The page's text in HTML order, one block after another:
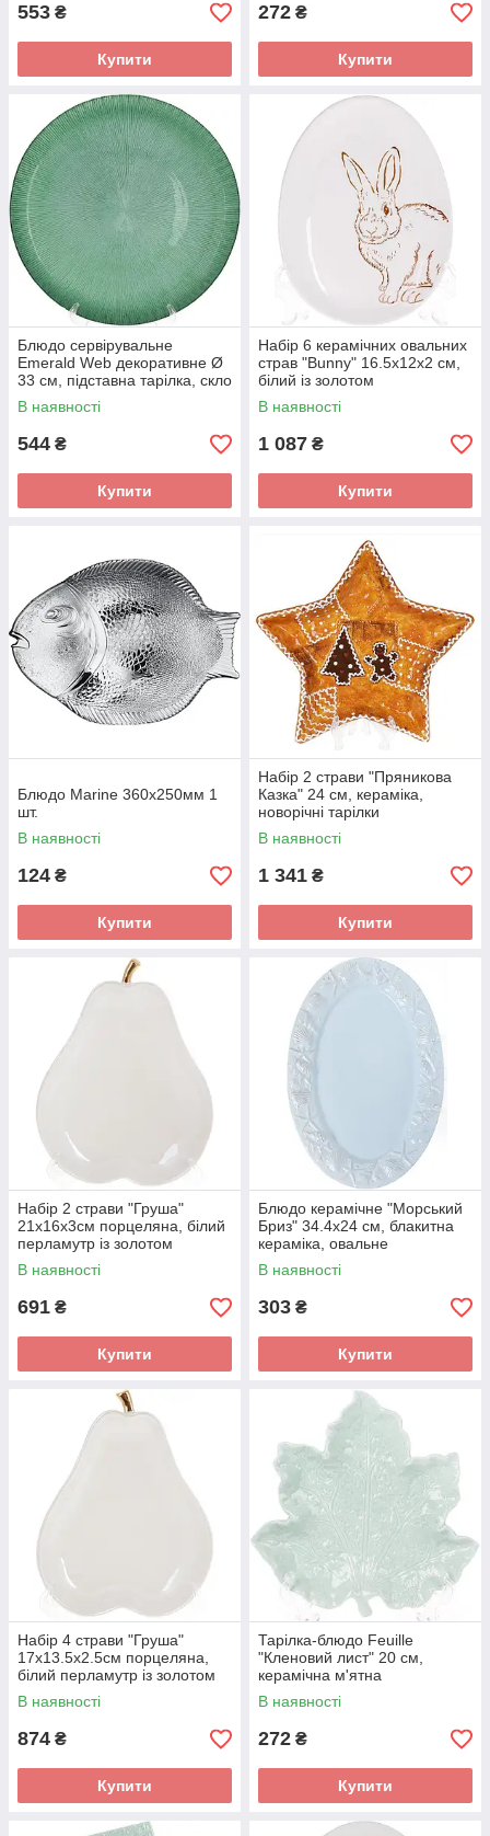
553 ₴
Купити
272 ₴
Купити
Блюдо сервірувальне
Emerald Web декоративне Ø
33 см, підставна тарілка, скло
В наявності
544 ₴
Купити
Набір 6 керамічних овальних
страв "Bunny" 16.5х12х2 см,
білий із золотом
В наявності
1 087 ₴
Купити
Блюдо Marine 360х250мм 1
шт.
В наявності
124 ₴
Купити
Набір 2 страви "Пряникова
Казка" 24 см, кераміка,
новорічні тарілки
В наявності
1 341 ₴
Купити
Набір 2 страви "Груша"
21х16х3см порцеляна, білий
перламутр із золотом
В наявності
691 ₴
Купити
Блюдо керамічне "Морський
Бриз" 34.4х24 см, блакитна
кераміка, овальне
В наявності
303 ₴
Купити
Набір 4 страви "Груша"
17х13.5х2.5см порцеляна,
білий перламутр із золотом
В наявності
874 ₴
Купити
Тарілка-блюдо Feuille
"Кленовий лист" 20 см,
керамічна м'ятна
В наявності
272 ₴
Купити